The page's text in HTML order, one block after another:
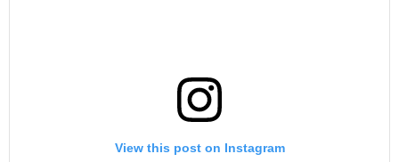
View this post on Instagram